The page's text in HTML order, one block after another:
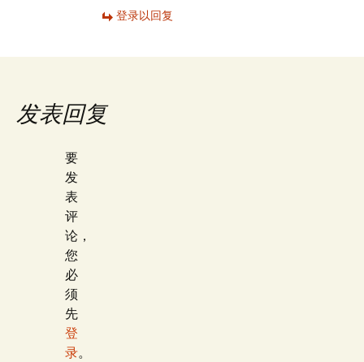
登录以回复
发表回复
要
发
表
评
论，
您
必
须
先
登
录。